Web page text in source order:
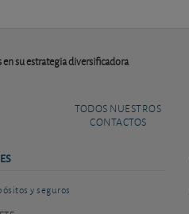
su estrategia diversificadora
TODOS NUESTROS
CONTACTOS
y seguros